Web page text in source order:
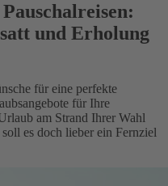
und Erholung
für eine perfekte
für Ihre
am Strand Ihrer Wahl
es doch lieber ein Fernziel